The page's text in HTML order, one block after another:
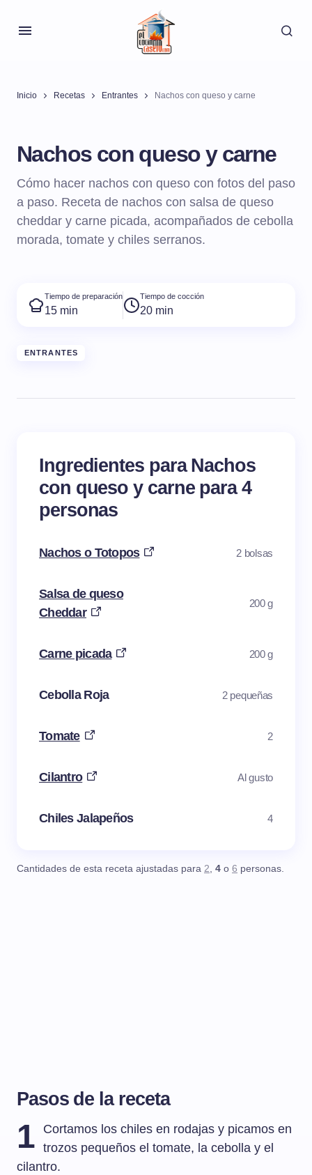
Inicio Recetas Entrantes Nachos con queso y carne
Nachos con queso y carne
Cómo hacer nachos con queso con fotos del paso
a paso. Receta de nachos con salsa de queso
cheddar y carne picada, acompañados de cebolla
morada, tomate y chiles serranos.
Tiempo de preparación
15 min
Tiempo de cocción
20 min
ENTRANTES
Ingredientes para Nachos
con queso y carne para 4
personas
Nachos o Totopos 2 bolsas
Salsa de queso
Cheddar
200 g
Carne picada 200 g
Cebolla Roja 2 pequeñas
Tomate 2
Cilantro Al gusto
Chiles Jalapeños 4
Cantidades de esta receta ajustadas para 2, 4 o 6 personas.
Pasos de la receta
1
Cortamos los chiles en rodajas y picamos en
trozos pequeños el tomate, la cebolla y el
cilantro.